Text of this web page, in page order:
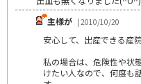
主様が | 2010/10/20
安心して、出産できる産
私の場合は、危険性や状
けたい人なので、何度も